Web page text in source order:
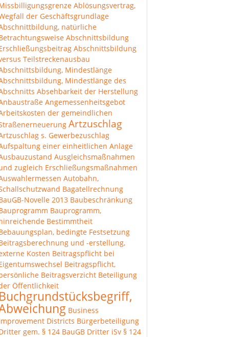
Ablösungsvertrag,
der Geschäftsgrundlage
natürliche
Abschnittsbildung
Abschnittsbildung
Teilstreckenausbau
Mindestlänge
Mindestlänge des
Absehbarkeit der Herstellung
Angemessenheitsgebot
der gemeindlichen
Artzuschlag
s. Gewerbezuschlag
einer einheitlichen Anlage
Ausgleichsmaßnahmen
zugleich Erschließungsmaßnahmen
Autobahn,
Bagatellrechnung
Novelle 2013 Baubeschränkung
Bauprogramm,
Bestimmtheit
bedingte Festsetzung
und -erstellung,
Kosten Beitragspflicht bei
Beitragspflicht,
Beitragsverzicht Beteiligung
Öffentlichkeit
Buchgrundstücksbegriff,
Business
Districts Bürgerbeteiligung
gem. § 124 BauGB Dritter iSv § 124